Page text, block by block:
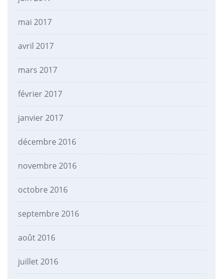
mai 2017
avril 2017
mars 2017
février 2017
janvier 2017
décembre 2016
novembre 2016
octobre 2016
septembre 2016
août 2016
juillet 2016